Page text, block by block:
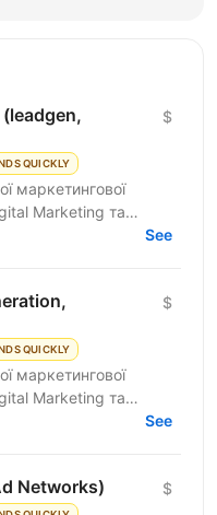
QUICKLY
$
маркетингової
Marketing та
Generation
See
QUICKLY
$
маркетингової
Marketing та
Generation
See
Networks) $